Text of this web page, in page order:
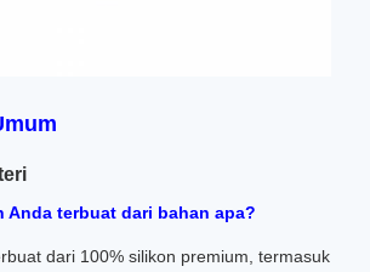
Anda terbuat dari bahan apa?
dari 100% silikon premium, termasuk